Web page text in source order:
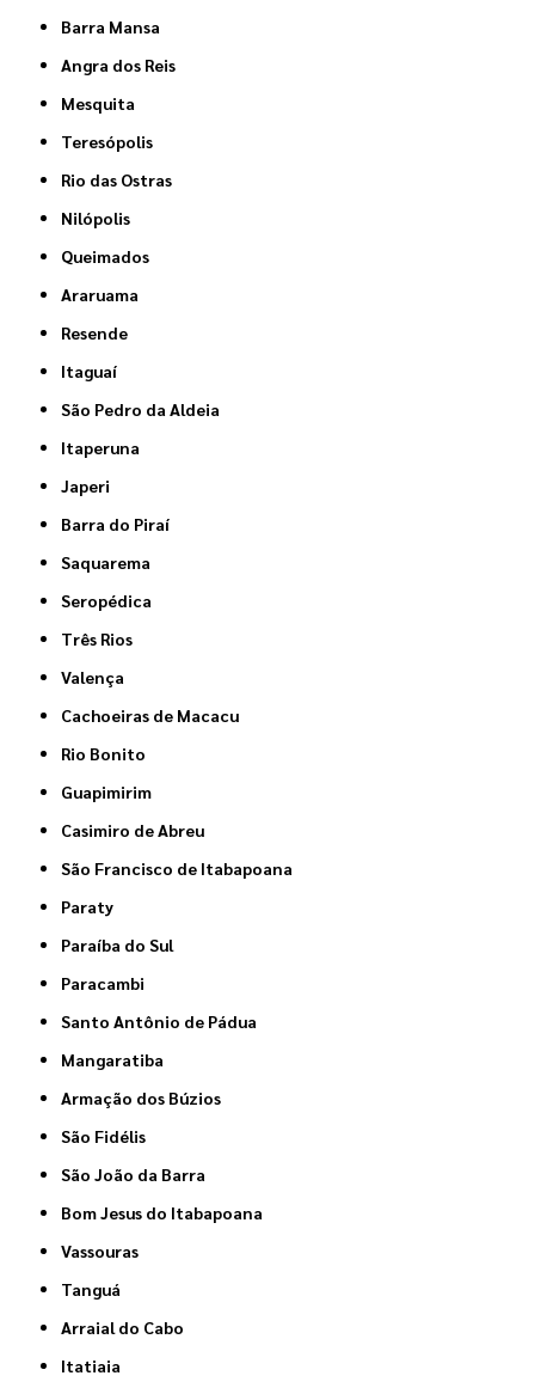
Barra Mansa
Angra dos Reis
Mesquita
Teresópolis
Rio das Ostras
Nilópolis
Queimados
Araruama
Resende
Itaguaí
São Pedro da Aldeia
Itaperuna
Japeri
Barra do Piraí
Saquarema
Seropédica
Três Rios
Valença
Cachoeiras de Macacu
Rio Bonito
Guapimirim
Casimiro de Abreu
São Francisco de Itabapoana
Paraty
Paraíba do Sul
Paracambi
Santo Antônio de Pádua
Mangaratiba
Armação dos Búzios
São Fidélis
São João da Barra
Bom Jesus do Itabapoana
Vassouras
Tanguá
Arraial do Cabo
Itatiaia